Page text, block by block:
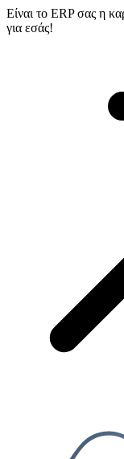
Είναι το ERP σας η
για εσάς!